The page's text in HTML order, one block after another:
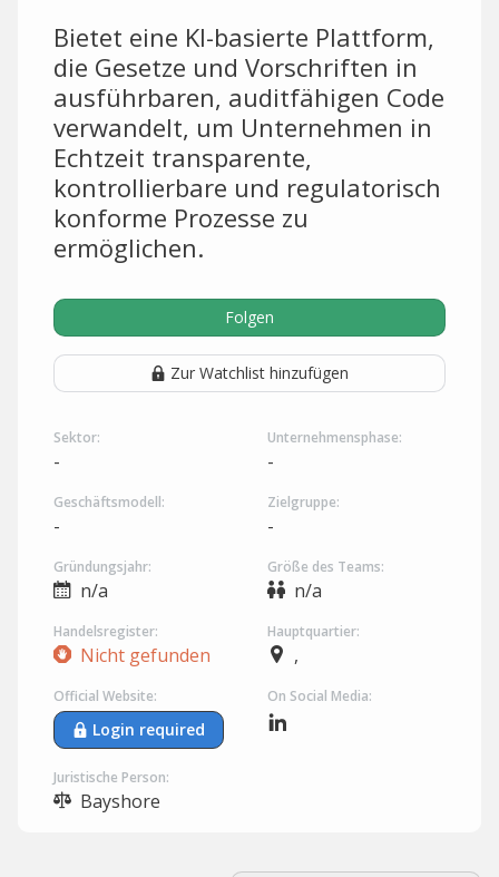
Bietet eine KI-basierte Plattform,
die Gesetze und Vorschriften in
ausführbaren, auditfähigen Code
verwandelt, um Unternehmen in
Echtzeit transparente,
kontrollierbare und regulatorisch
konforme Prozesse zu
ermöglichen.
Folgen
Zur Watchlist hinzufügen
Sektor:
-
Unternehmensphase:
-
Geschäftsmodell:
-
Zielgruppe:
-
Gründungsjahr:
n/a
Größe des Teams:
n/a
Handelsregister:
Nicht gefunden
Hauptquartier:
,
Official Website:
Login required
On Social Media:
Juristische Person:
Bayshore